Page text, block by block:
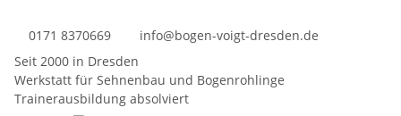
0171 8370669
info@bogen-voigt-dresden.de
Seit 2000 in Dresden
Werkstatt für Sehnenbau und Bogenrohlinge
Trainerausbildung absolviert